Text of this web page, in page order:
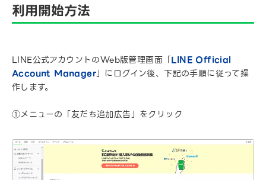
利用開始方法
LINE公式アカウントのWeb版管理画面「LINE Official
Account Manager」にログイン後、下記の手順に従って操
作します。
①メニューの「友だち追加広告」をクリック